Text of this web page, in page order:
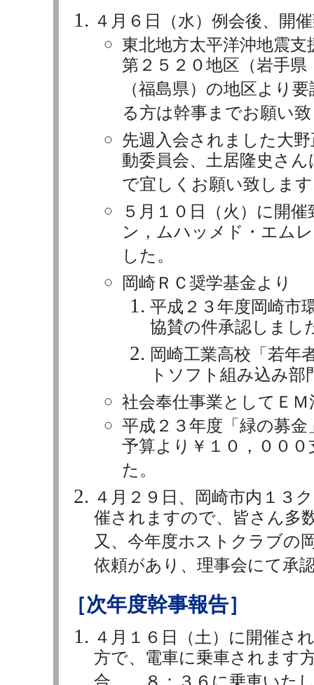
４月６日（水）例会後、開
東北地方太平洋沖地震支
第２５２０地区（岩手
（福島県）の地区より
る方は幹事までお願い
先週入会されました大
動委員会、土居隆史さ
で宜しくお願い致しま
５月１０日（火）に開
ン，ムハッメド・エム
した。
岡崎ＲＣ奨学基金より
平成２３年度岡崎市
協賛の件承認しまし
岡崎工業高校「若年
トソフト組み込み
社会奉仕事業としてＥ
平成２３年度「緑の募
予算より￥１０，００
た。
４月２９日、岡崎市内１３
催されますので、皆さん多
又、今年度ホストクラブの
依頼があり、理事会にて承
［次年度幹事報告］
４月１６日（土）に開催さ
方で、電車に乗車されます